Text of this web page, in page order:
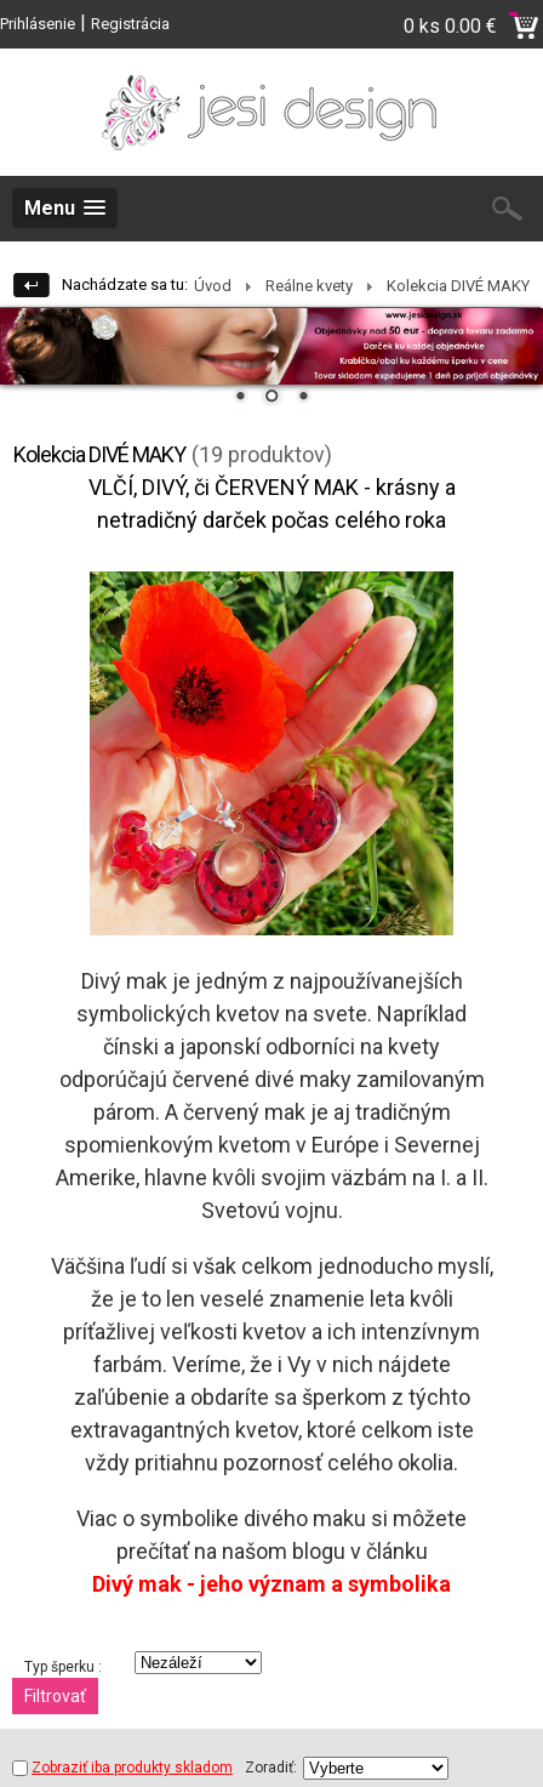
Prihlásenie | Registrácia 0 ks 0.00 €
Menu
Nachádzate sa tu: Úvod Reálne kvety Kolekcia DIVÉ MAKY
Kolekcia DIVÉ MAKY (19 produktov)
VLČÍ, DIVÝ, či ČERVENÝ MAK - krásny a
netradičný darček počas celého roka
Divý mak je jedným z najpoužívanejších
symbolických kvetov na svete. Napríklad
čínski a japonskí odborníci na kvety
odporúčajú červené divé maky zamilovaným
párom. A červený mak je aj tradičným
spomienkovým kvetom v Európe i Severnej
Amerike, hlavne kvôli svojim väzbám na I. a II.
Svetovú vojnu.
Väčšina ľudí si však celkom jednoducho myslí,
že je to len veselé znamenie leta kvôli
príťažlivej veľkosti kvetov a ich intenzívnym
farbám. Veríme, že i Vy v nich nájdete
zaľúbenie a obdaríte sa šperkom z týchto
extravagantných kvetov, ktoré celkom iste
vždy pritiahnu pozornosť celého okolia.
Viac o symbolike divého maku si môžete
prečítať na našom blogu v článku
Divý mak - jeho význam a symbolika
Typ šperku :
Zobraziť iba produkty skladom Zoradiť: